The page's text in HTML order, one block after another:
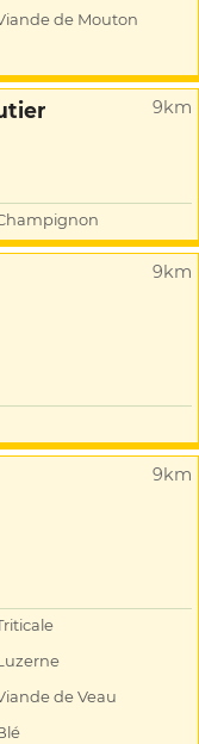
de Mouton
9km
9km
9km
de Veau